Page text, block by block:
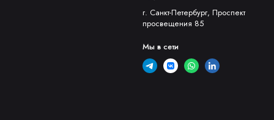
г. Санкт-Петербург, Проспект
просвещения 85
Мы в сети